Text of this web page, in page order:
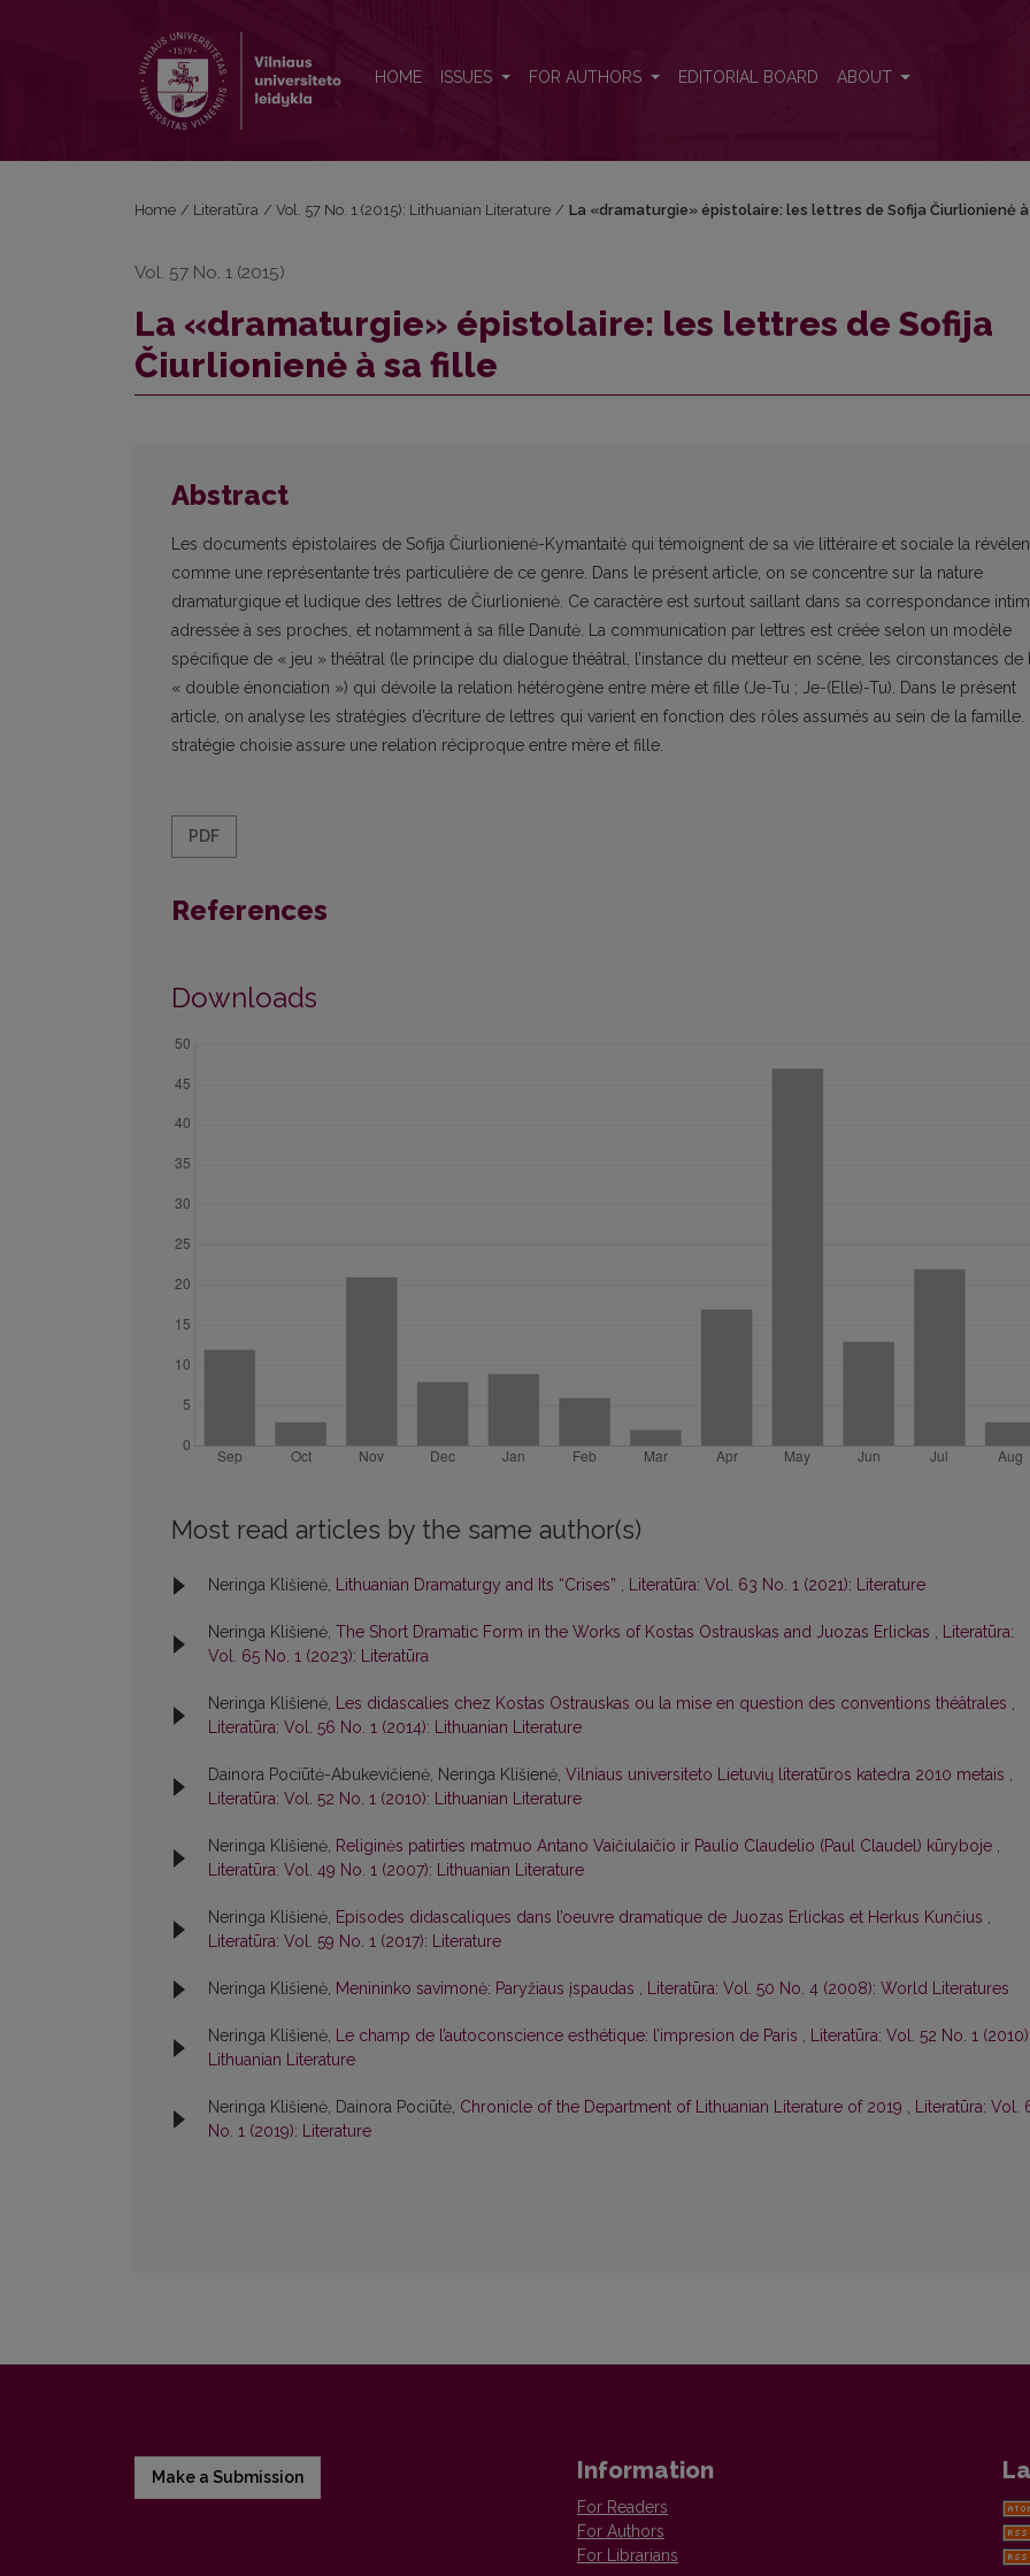
HOME ISSUES FOR AUTHORS EDITORIAL BOARD ABOUT
Home / Literatūra / Vol. 57 No. 1 (2015): Lithuanian Literature / La «dramaturgie» épistolaire: les lettres de Sofija Čiurlionienė
Vol. 57 No. 1 (2015)
La «dramaturgie» épistolaire: les lettres de Sofija
Čiurlionienė à sa fille
Abstract
Les documents épistolaires de Sofija Čiurlionienė-Kymantaitė qui témoignent de sa vie littéraire et sociale la
comme une représentante très particulière de ce genre. Dans le présent article, on se concentre sur la nature
dramaturgique et ludique des lettres de Čiurlionienė. Ce caractère est surtout saillant dans sa correspondance
adressée à ses proches, et notamment à sa fille Danutė. La communication par lettres est créée selon un modèle
spécifique de « jeu » théâtral (le principe du dialogue théâtral, l’instance du metteur en scène, les circonstances de
« double énonciation ») qui dévoile la relation hétérogène entre mère et fille (Je-Tu ; Je-(Elle)-Tu). Dans le présent
article, on analyse les stratégies d’écriture de lettres qui varient en fonction des rôles assumés au sein de la famille.
stratégie choisie assure une relation réciproque entre mère et fille.
PDF
References
Downloads
Most read articles by the same author(s)
Neringa Klišienė, Lithuanian Dramaturgy and Its “Crises” , Literatūra: Vol. 63 No. 1 (2021): Literature
Neringa Klišienė, The Short Dramatic Form in the Works of Kostas Ostrauskas and Juozas Erlickas , Literatūra:
Vol. 65 No. 1 (2023): Literatūra
Neringa Klišienė, Les didascalies chez Kostas Ostrauskas ou la mise en question des conventions théâtrales ,
Literatūra: Vol. 56 No. 1 (2014): Lithuanian Literature
Dainora Pociūtė-Abukevičienė, Neringa Klišienė, Vilniaus universiteto Lietuvių literatūros katedra 2010 metais ,
Literatūra: Vol. 52 No. 1 (2010): Lithuanian Literature
Neringa Klišienė, Religinės patirties matmuo Antano Vaičiulaičio ir Paulio Claudelio (Paul Claudel) kūryboje ,
Literatūra: Vol. 49 No. 1 (2007): Lithuanian Literature
Neringa Klišienė, Episodes didascaliques dans l’oeuvre dramatique de Juozas Erlickas et Herkus Kunčius ,
Literatūra: Vol. 59 No. 1 (2017): Literature
Neringa Klišienė, Menininko savimonė: Paryžiaus įspaudas , Literatūra: Vol. 50 No. 4 (2008): World Literatures
Neringa Klišienė, Le champ de l’autoconscience esthétique: l’impresion de Paris , Literatūra: Vol. 52 No. 1
Lithuanian Literature
Neringa Klišienė, Dainora Pociūtė, Chronicle of the Department of Lithuanian Literature of 2019 , Literatūra: Vol.
No. 1 (2019): Literature
Make a Submission Information
For Readers
For Authors
For Librarians